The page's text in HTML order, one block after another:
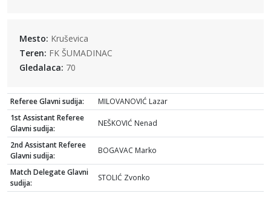
Mesto: Kruševica
Teren: FK ŠUMADINAC
Gledalaca: 70
Referee Glavni sudija:
MILOVANOVIĆ Lazar
1st Assistant Referee
Glavni sudija:
NEŠKOVIĆ Nenad
2nd Assistant Referee
Glavni sudija:
BOGAVAC Marko
Match Delegate Glavni
sudija:
STOLIĆ Zvonko